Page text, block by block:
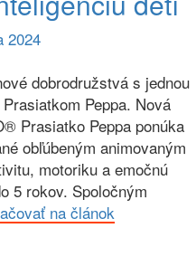
2024
dobrodružstvá s jednou
Peppa. Nová
Prasiatko Peppa ponúka
obľúbeným animovaným
motoriku a emočnú
5 rokov. Spoločným
na článok